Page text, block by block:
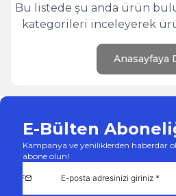
Bu listede şu anda ürün
kategorileri inceleyerek
Anasayfaya
E-Bülten
Kampanya ve yeniliklerden haberdar
abone olun!